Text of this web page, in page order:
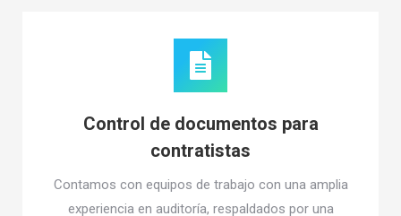
Control de documentos para
contratistas
Contamos con equipos de trabajo con una amplia
experiencia en auditoría, respaldados por una